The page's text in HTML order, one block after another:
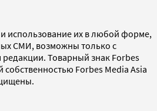
использование их в любой форме,
СМИ, возможны только с
Товарный знак Forbes
собственностью Forbes Media Asia